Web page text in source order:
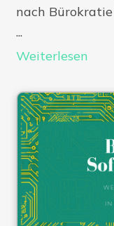
nach
...
Weiterlesen